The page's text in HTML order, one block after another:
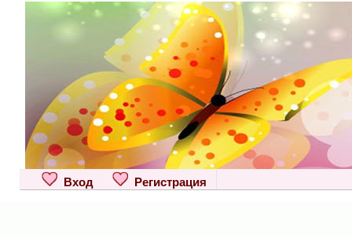
Вход Регистрация